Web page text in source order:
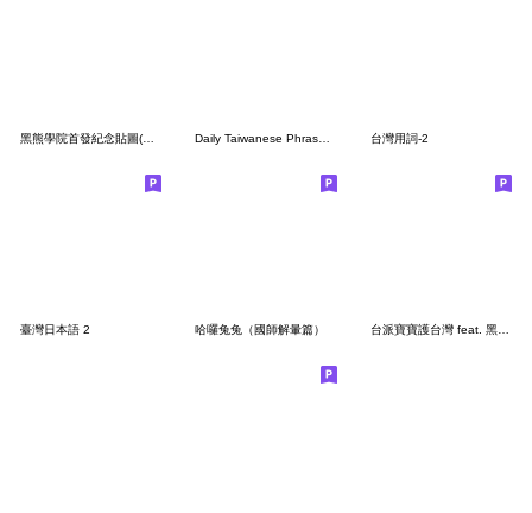
台灣用詞-2
臺灣日本語 2 哈囉兔兔（國師解暈篇） 台派寶寶護台灣 feat. 黑熊寶寶